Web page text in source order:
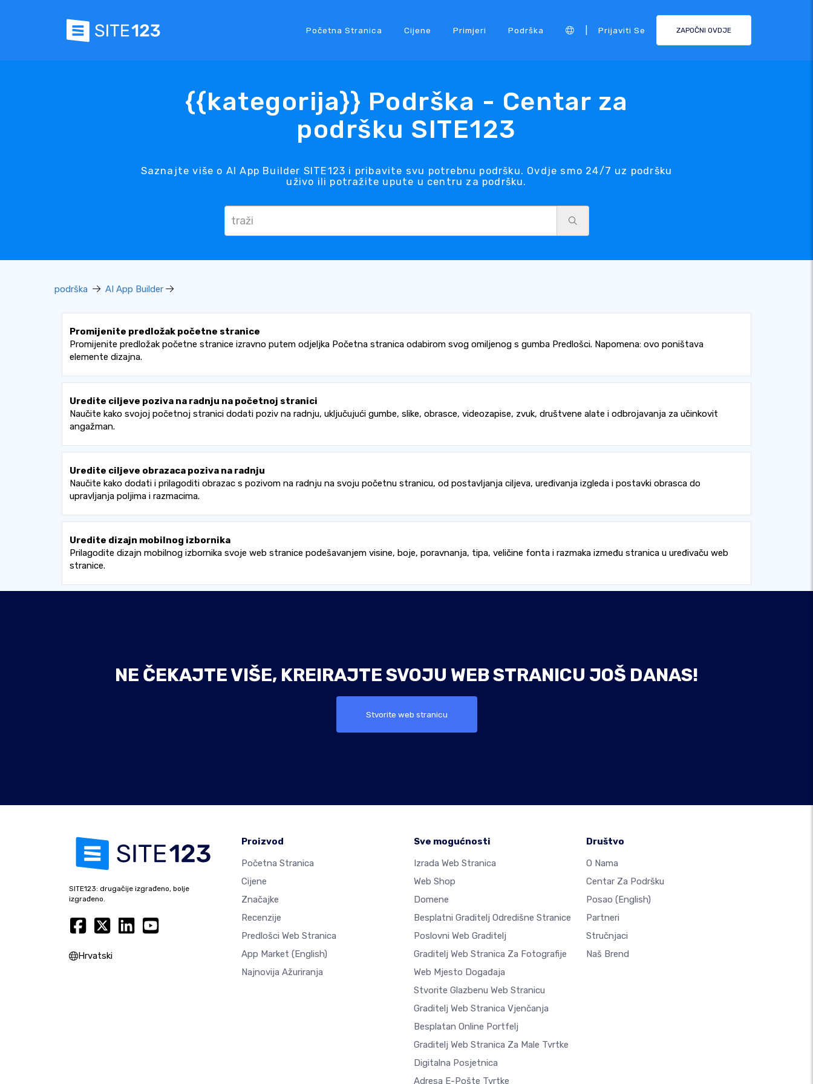
Početna Stranica Cijene Primjeri Podrška Prijaviti Se ZAPOČNI OVDJE
{{kategorija}} Podrška - Centar za
podršku SITE123
Saznajte više o AI App Builder SITE123 i pribavite svu potrebnu podršku. Ovdje smo 24/7 uz podršku
uživo ili potražite upute u centru za podršku.
podrška AI App Builder
Promijenite predložak početne stranice
Promijenite predložak početne stranice izravno putem odjeljka Početna stranica odabirom svog omiljenog s gumba Predlošci. Napomena: ovo poništava
elemente dizajna.
Uredite ciljeve poziva na radnju na početnoj stranici
Naučite kako svojoj početnoj stranici dodati poziv na radnju, uključujući gumbe, slike, obrasce, videozapise, zvuk, društvene alate i odbrojavanja za učinkovit
angažman.
Uredite ciljeve obrazaca poziva na radnju
Naučite kako dodati i prilagoditi obrazac s pozivom na radnju na svoju početnu stranicu, od postavljanja ciljeva, uređivanja izgleda i postavki obrasca do
upravljanja poljima i razmacima.
Uredite dizajn mobilnog izbornika
Prilagodite dizajn mobilnog izbornika svoje web stranice podešavanjem visine, boje, poravnanja, tipa, veličine fonta i razmaka između stranica u uređivaču web
stranice.
NE ČEKAJTE VIŠE, KREIRAJTE SVOJU WEB STRANICU JOŠ DANAS!
Stvorite web stranicu
SITE123: drugačije izgrađeno, bolje
izgrađeno.
Hrvatski
Proizvod
Početna Stranica
Cijene
Značajke
Recenzije
Predlošci Web Stranica
App Market (English)
Najnovija Ažuriranja
Sve mogućnosti
Izrada Web Stranica
Web Shop
Domene
Besplatni Graditelj Odredišne Stranice
Poslovni Web Graditelj
Graditelj Web Stranica Za Fotografije
Web Mjesto Događaja
Stvorite Glazbenu Web Stranicu
Graditelj Web Stranica Vjenčanja
Besplatan Online Portfelj
Graditelj Web Stranica Za Male Tvrtke
Digitalna Posjetnica
Adresa E-Pošte Tvrtke
Društvo
O Nama
Centar Za Podršku
Posao (English)
Partneri
Stručnjaci
Naš Brend